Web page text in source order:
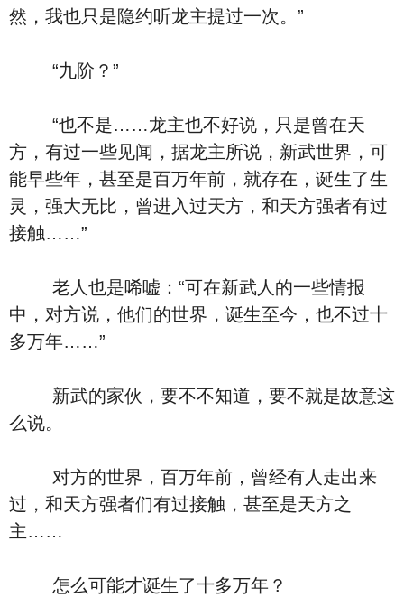
然，我也只是隐约听龙主提过一次。”
“九阶？”
“也不是……龙主也不好说，只是曾在天
方，有过一些见闻，据龙主所说，新武世界，可
能早些年，甚至是百万年前，就存在，诞生了生
灵，强大无比，曾进入过天方，和天方强者有过
接触……”
老人也是唏嘘：“可在新武人的一些情报
中，对方说，他们的世界，诞生至今，也不过十
多万年……”
新武的家伙，要不不知道，要不就是故意这
么说。
对方的世界，百万年前，曾经有人走出来
过，和天方强者们有过接触，甚至是天方之
主……
怎么可能才诞生了十多万年？